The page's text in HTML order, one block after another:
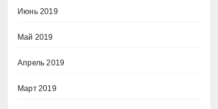
Июнь 2019
Май 2019
Апрель 2019
Март 2019